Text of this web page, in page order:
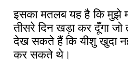
इसका मतलब यह है कि मुझे
तीसरे दिन खड़ा कर दूँगा जो
देख सकते हैं कि यीशु खुदा
कर सकते थे।